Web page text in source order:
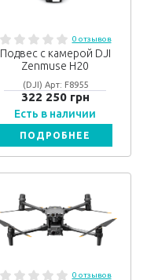
0 отзывов
Подвес с камерой DJI
Zenmuse H20
(DJI) Арт: F8955
322 250 грн
Есть в наличии
ПОДРОБНЕЕ
0 отзывов